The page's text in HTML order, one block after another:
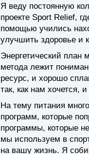
Я веду постоянную
проекте Sport Relief,
помощью учились
улучшить здоровье и
Энергетический план
метода лежит
ресурс, и хорошо
так, как нам хочется,
На тему питания
программ, которые
программы, которые
мы используем в
на вашу жизнь. Я